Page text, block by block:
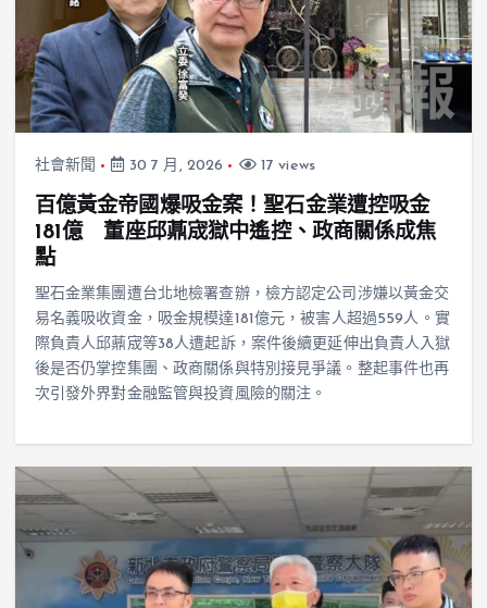
社會新聞 30 7 月, 2026 17 views
百億黃金帝國爆吸金案！聖石金業遭控吸金
181億 董座邱薡宬獄中遙控、政商關係成焦
點
聖石金業集團遭台北地檢署查辦，檢方認定公司涉嫌以黃金交
易名義吸收資金，吸金規模達181億元，被害人超過559人。實
際負責人邱薡宬等38人遭起訴，案件後續更延伸出負責人入獄
後是否仍掌控集團、政商關係與特別接見爭議。整起事件也再
次引發外界對金融監管與投資風險的關注。